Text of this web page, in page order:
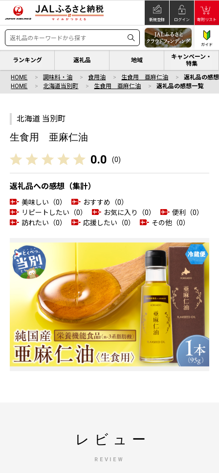
新規登録 ログイン 寄附リスト
ガイド
ランキング 返礼品 地域
キャンペーン・
特集
HOME 調味料・油 食用油 生食用 亜麻仁油
返礼品の感
HOME
北海道当別町 生食用 亜麻仁油 返礼品の感想一覧
北海道 当別町
生食用 亜麻仁油
0.0 (0)
返礼品への感想（集計）
美味しい（0）
おすすめ（0）
リピートしたい（0）
お気に入り（0）
便利（0）
訪れたい（0）
応援したい（0） その他（0）
レビュー
REVIEW